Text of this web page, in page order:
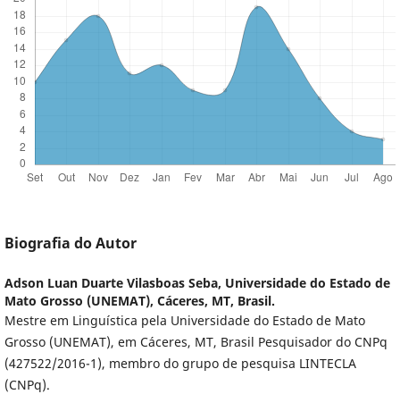
Biografia do Autor
Adson Luan Duarte Vilasboas Seba, Universidade do Estado de
Mato Grosso (UNEMAT), Cáceres, MT, Brasil.
Mestre em Linguística pela Universidade do Estado de Mato
Grosso (UNEMAT), em Cáceres, MT, Brasil Pesquisador do CNPq
(427522/2016-1), membro do grupo de pesquisa LINTECLA
(CNPq).